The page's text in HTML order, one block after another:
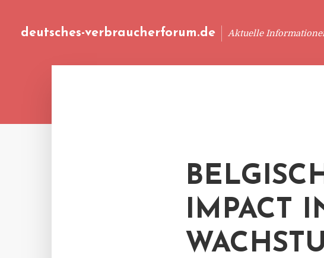
deutsches-verbraucherforum.de Aktuelle
IMPACT